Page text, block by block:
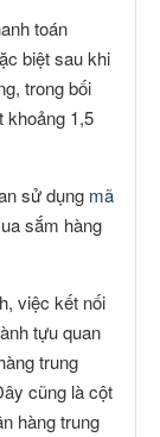
toán
biệt sau khi
trong bối
khoảng 1,5
sử dụng mã
sắm hàng
việc kết nối
tựu quan
trung
cũng là cột
hàng trung